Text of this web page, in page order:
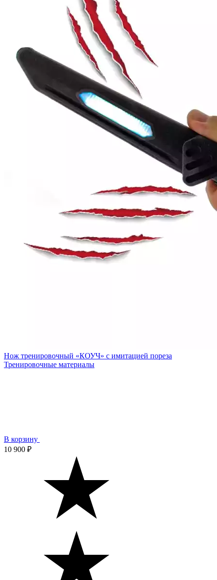
Нож тренировочный «КОУЧ» с имитацией пореза
Тренировочные материалы
В корзину
10 900 ₽